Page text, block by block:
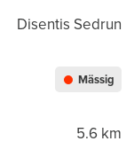
Disentis Sedrun
Mässig
5.6 km